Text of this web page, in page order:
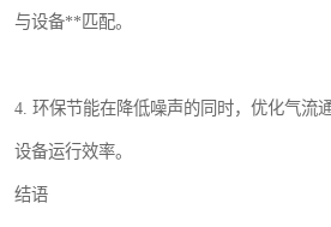
与设备**匹配。
4. 环保节能在降低噪声的同时，优化气流
设备运行效率。
结语